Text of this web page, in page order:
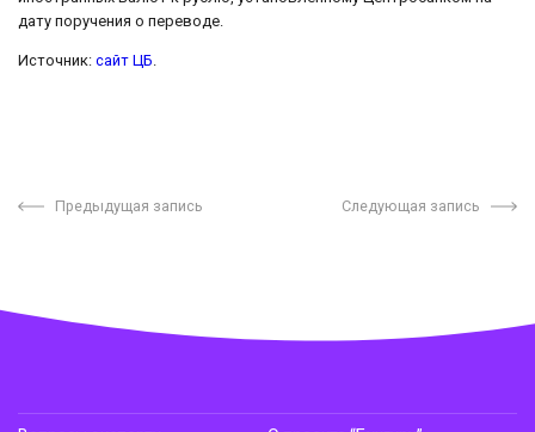
дату поручения о переводе.
Источник: сайт ЦБ
Предыдущая запись Следующая запись